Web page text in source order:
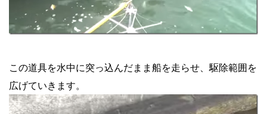
この道具を水中に突っ込んだまま船を走らせ、駆除範囲を
広げていきます。